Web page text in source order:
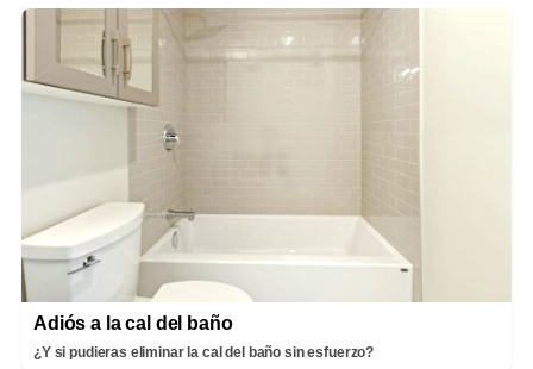
Adiós a la cal del baño
¿Y si pudieras eliminar la cal del baño sin esfuerzo?